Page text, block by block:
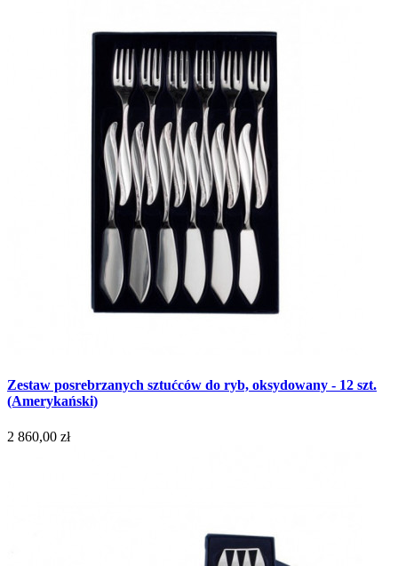
Zestaw posrebrzanych sztućców do ryb, oksydowany - 12 szt.
(Amerykański)
2 860,00 zł